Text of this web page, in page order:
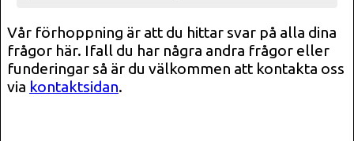
Vår förhoppning är att du hittar svar på alla dina
frågor här. Ifall du har några andra frågor eller
funderingar så är du välkommen att kontakta oss
via kontaktsidan.